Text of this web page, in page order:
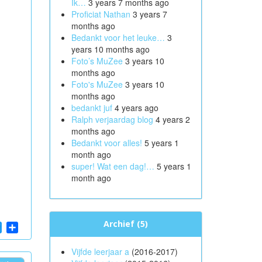
TwitterShare
Proficiat Nathan 3 years 7
months ago
Bedankt voor het leuke… 3
years 10 months ago
Foto’s MuZee 3 years 10
months ago
Foto's MuZee 3 years 10
months ago
bedankt juf 4 years ago
Ralph verjaardag blog 4 years 2
months ago
Bedankt voor alles! 5 years 1
month ago
super! Wat een dag!… 5 years 1
month ago
Archief (5)
Vijfde leerjaar a (2016-2017)